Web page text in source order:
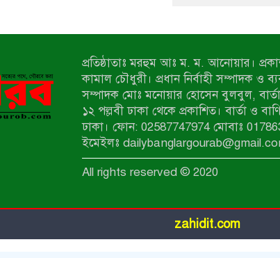
প্রতিষ্ঠাতাঃ মরহুম আঃ ম. ম. আনোয়ার।
কামাল চৌধুরী। প্রধান নির্বাহী সম্পাদক ও
সম্পাদক মোঃ মনোয়ার হোসেন বুলবুল,
১২ পল্লবী ঢাকা থেকে প্রকাশিত। বার্তা ও
ঢাকা। ফোন: 02587747974 মোবাঃ
ইমেইলঃ
All rights reserved © 2020
zahidit.com